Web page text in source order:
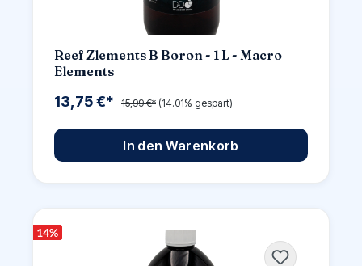
Reef Zlements B Boron - 1 L - Macro
Elements
13,75 €* 15,99 €* (14.01% gespart)
In den Warenkorb
14%